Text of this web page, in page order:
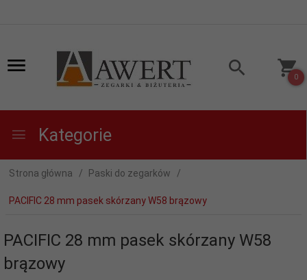
0
Kategorie
Strona główna Paski do zegarków
PACIFIC 28 mm pasek skórzany W58 brązowy
PACIFIC 28 mm pasek skórzany W58
brązowy